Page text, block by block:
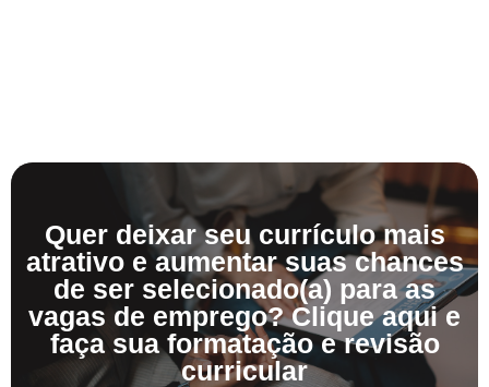
Quer deixar seu currículo mais
atrativo e aumentar suas chances
de ser selecionado(a) para as
vagas de emprego? Clique aqui e
faça sua formatação e revisão
curricular